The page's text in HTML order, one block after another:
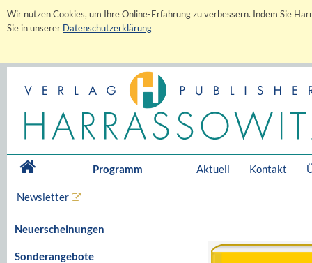
Wir nutzen Cookies, um Ihre Online-Erfahrung zu verbessern. Indem Sie
Sie in unserer Datenschutzerklärung
Programm Aktuell Kontakt
Newsletter
Neuerscheinungen
Sonderangebote